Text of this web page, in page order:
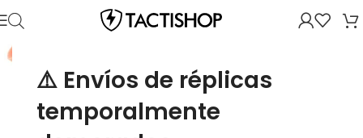
⚠️ Envíos de réplicas
temporalmente